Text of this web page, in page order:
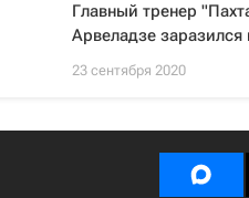
Главный тренер
Арвеладзе
23 сентября 2020